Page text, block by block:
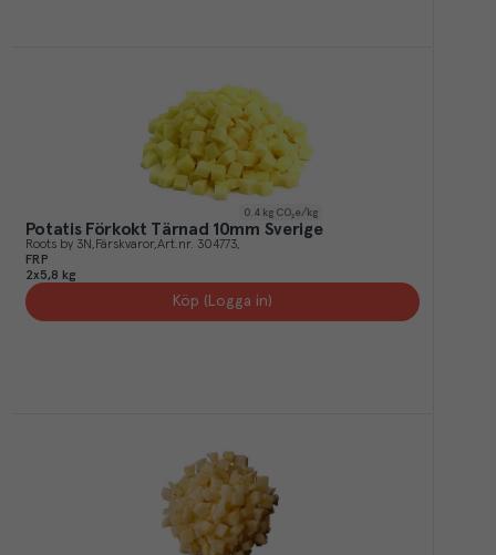
0.4 kg CO₂e/kg
Potatis Förkokt Tärnad 10mm Sverige
Roots by 3N Färskvaror Art.nr. 304773
FRP
2x5,8 kg
Köp (Logga in)